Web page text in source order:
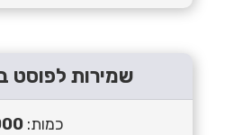
שמירות לפוסט
כמות: